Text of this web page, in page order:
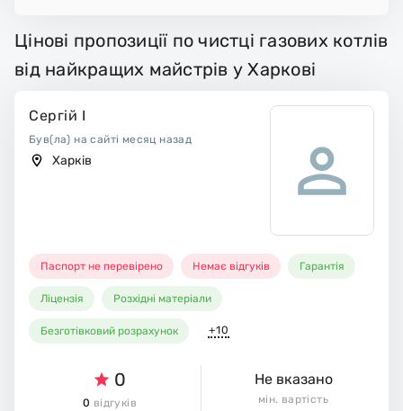
Цінові пропозиції по чистці газових котлів
від найкращих майстрів у Харкові
Сергій І
Був(ла) на сайті месяц назад
Харків
Паспорт не перевірено Немає відгуків Гарантія
Ліцензія Розхідні матеріали
Безготівковий розрахунок +10
0
0 відгуків
Не вказано
мін. вартість